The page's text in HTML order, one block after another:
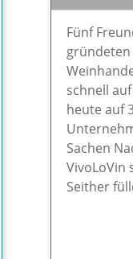
Fünf
gründeten
schnell
heute auf
Sachen
VivoLoVin
Seither